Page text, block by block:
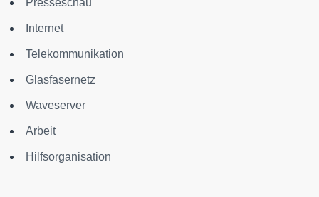
Presseschau
Internet
Telekommunikation
Glasfasernetz
Waveserver
Arbeit
Hilfsorganisation